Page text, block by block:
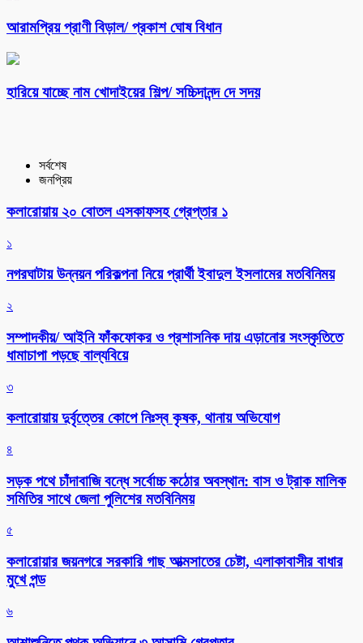
আরামপ্রিয় প্রাণী বিড়াল/ প্রকাশ ঘোষ বিধান
হারিয়ে যাচ্ছে নাম খোদাইয়ের শিল্প/ সচ্চিদানন্দ দে সদয়
সর্বশেষ
জনপ্রিয়
কলারোয়ায় ২০ বোতল এসকাফসহ গ্রেপ্তার ১
১
নগরঘাটায় উন্নয়ন পরিকল্পনা নিয়ে প্রার্থী ইবাদুল ইসলামের মতবিনিময়
২
সম্পাদকীয়/ আইনি ফাঁকফোকর ও প্রশাসনিক দায় এড়ানোর সংস্কৃতিতে
ধামাচাপা পড়ছে বাল্যবিয়ে
৩
কলারোয়ায় দুর্বৃত্তের কোপে নিঃস্ব কৃষক, থানায় অভিযোগ
৪
সড়ক পথে চাঁদাবাজি বন্ধে সর্বোচ্চ কঠোর অবস্থান: বাস ও ট্রাক মালিক
সমিতির সাথে জেলা পুলিশের মতবিনিময়
৫
কলারোয়ার জয়নগরে সরকারি গাছ আত্মসাতের চেষ্টা, এলাকাবাসীর বাধার
মুখে পন্ড
৬